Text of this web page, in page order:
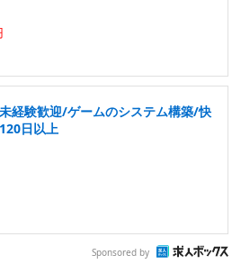
経験歓迎/ゲームのシステム構築/快
日以上
Sponsored by